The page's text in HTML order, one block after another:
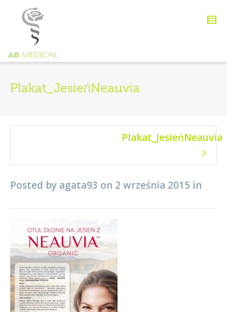
Plakat_JesieńNeauvia
Plakat_JesieńNeauvia
Posted by agata93 on 2 września 2015 in